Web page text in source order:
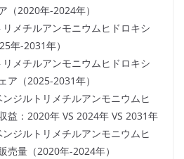
（2020年-2024年）
リメチルアンモニウムヒドロキシ
年-2031年）
リメチルアンモニウムヒドロキシ
ア（2025-2031年）
ンジルトリメチルアンモニウムヒ
益：2020年 VS 2024年 VS 2031年
ンジルトリメチルアンモニウムヒ
売量（2020年-2024年）